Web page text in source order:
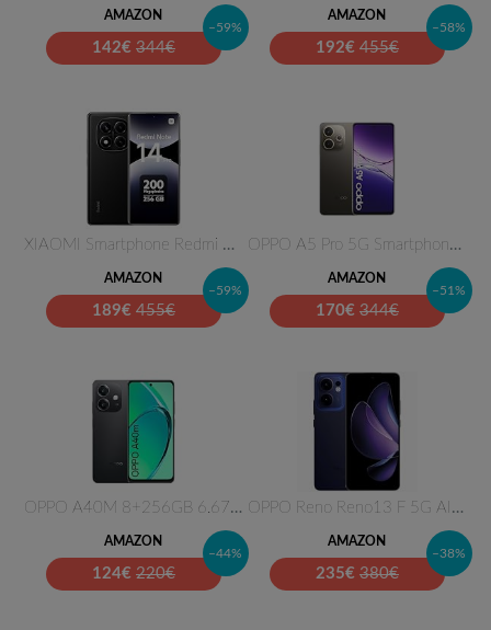
AMAZON
142€ 344€
–59%
AMAZON
192€ 455€
–58%
XIAOMI Smartphone Redmi Note 1…
AMAZON
189€ 455€
–59%
OPPO A5 Pro 5G Smartphone, Fot…
AMAZON
170€ 344€
–51%
OPPO A40M 8+256GB 6.67" 4G Spa…
AMAZON
124€ 220€
–44%
OPPO Reno Reno13 F 5G AI Smart…
AMAZON
235€ 380€
–38%